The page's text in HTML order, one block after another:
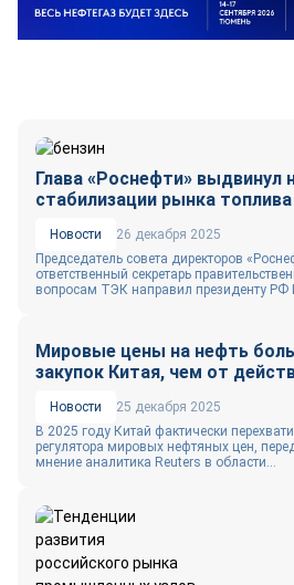
Глава «Роснефти» выдвинул
стабилизации рынка топлива
Новости
26 декабря 2025
Председатель совета директоров
ответственный секретарь
вопросам ТЭК направил президенту РФ
Мировые цены на нефть
закупок Китая, чем от
Новости
25 декабря 2025
В 2025 году Китай фактически
регулятора мировых нефтяных цен,
мнение аналитика Reuters в области...